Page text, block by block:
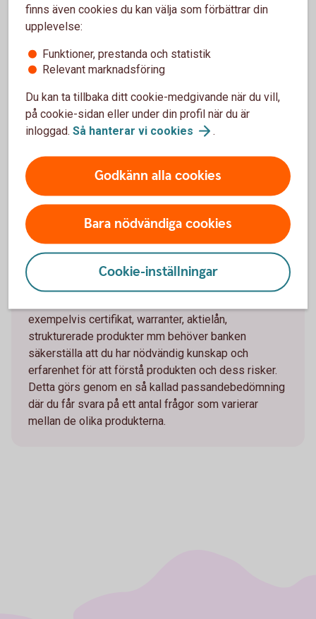
En konvertibel ger avkastning i form av ränta under
löptiden.
konvertering.
Nackdelar
Konvertibler har normalt en sämre likviditet än aktier.
ingen rösträtt på en bolagsstamma.
Passandebedömning
exempelvis certifikat, warranter, aktielån,
strukturerade produkter mm behöver banken
säkerställa att du har nödvändig kunskap och
erfarenhet för att förstå produkten och dess risker.
Detta görs genom en så kallad passandebedömning
där du får svara på ett antal frågor som varierar
mellan de olika produkterna.
finns även cookies du kan välja som förbättrar din
upplevelse:
Funktioner, prestanda och statistik
Relevant marknadsföring
Du kan ta tillbaka ditt cookie-medgivande när du vill,
på cookie-sidan eller under din profil när du är
inloggad. Så hanterar vi cookies .
Godkänn alla cookies
Bara nödvändiga cookies
Cookie-inställningar